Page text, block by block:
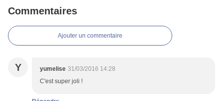
Commentaires
Ajouter un commentaire
Y yumelise 31/03/2016 14:28
C'est super joli !